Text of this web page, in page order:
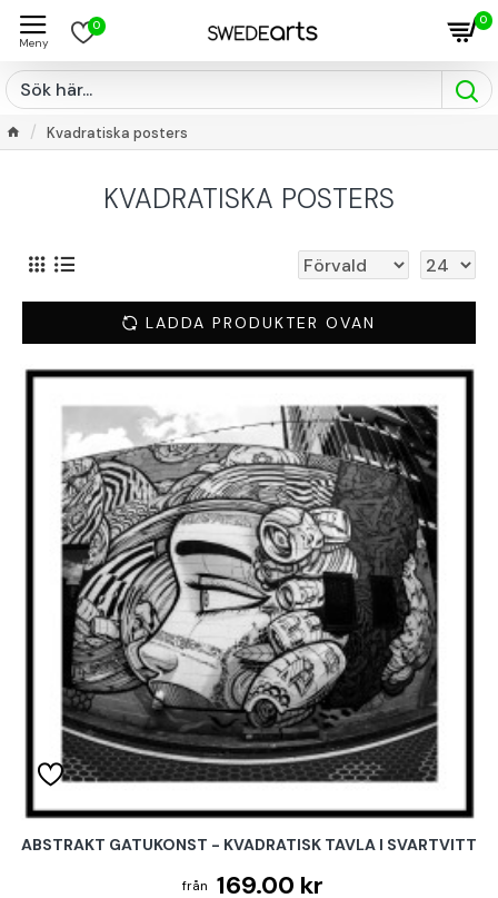
0 0
Kvadratiska posters
KVADRATISKA POSTERS
LADDA PRODUKTER OVAN
ABSTRAKT GATUKONST - KVADRATISK TAVLA I SVARTVITT
169.00 kr